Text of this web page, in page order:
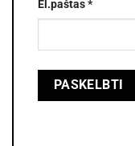
El.paštas*